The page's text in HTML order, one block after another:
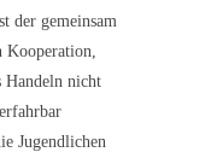
der gemeinsam
Kooperation,
Handeln nicht
Jugendlichen